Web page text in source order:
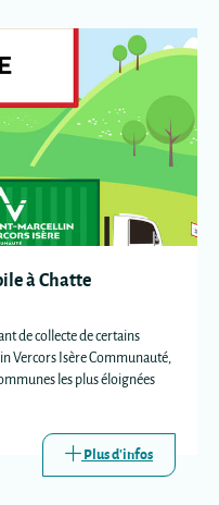
à Chatte
de collecte de certains
Vercors Isère Communauté,
les plus éloignées
Plus d'infos